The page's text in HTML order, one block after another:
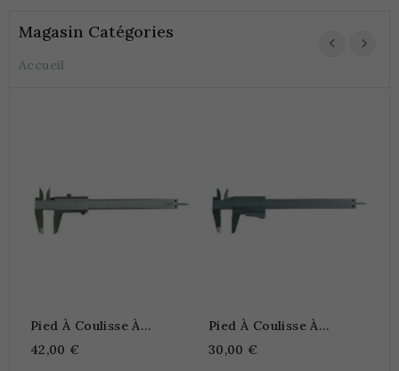
Magasin Catégories
Accueil
Pied À Coulisse À
Vernier
42,00 €
Pied À Coulisse À
Vernier
30,00 €